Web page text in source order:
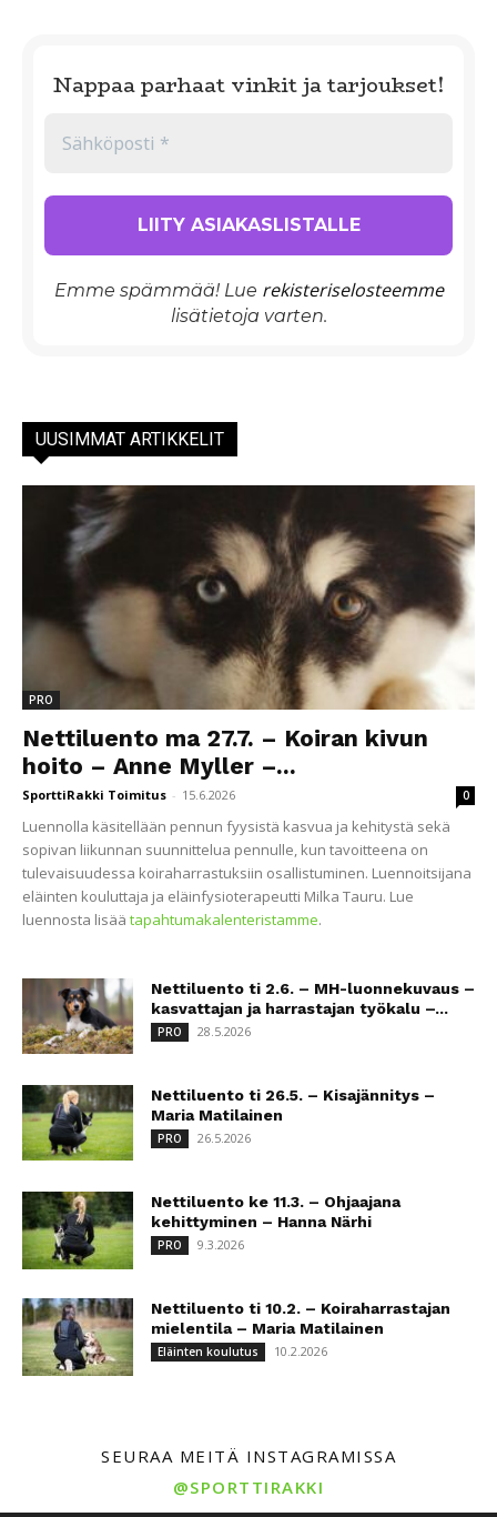
Nappaa parhaat vinkit ja tarjoukset!
Emme spämmää! Lue rekisteriselosteemme
lisätietoja varten.
UUSIMMAT ARTIKKELIT
PRO
Nettiluento ma 27.7. – Koiran kivun
hoito – Anne Myller –...
SporttiRakki Toimitus - 15.6.2026 0
Luennolla käsitellään pennun fyysistä kasvua ja kehitystä sekä
sopivan liikunnan suunnittelua pennulle, kun tavoitteena on
tulevaisuudessa koiraharrastuksiin osallistuminen. Luennoitsijana
eläinten kouluttaja ja eläinfysioterapeutti Milka Tauru. Lue
luennosta lisää tapahtumakalenteristamme.
Nettiluento ti 2.6. – MH-luonnekuvaus –
kasvattajan ja harrastajan työkalu –...
PRO 28.5.2026
Nettiluento ti 26.5. – Kisajännitys –
Maria Matilainen
PRO 26.5.2026
Nettiluento ke 11.3. – Ohjaajana
kehittyminen – Hanna Närhi
PRO 9.3.2026
Nettiluento ti 10.2. – Koiraharrastajan
mielentila – Maria Matilainen
Eläinten koulutus 10.2.2026
SEURAA MEITÄ INSTAGRAMISSA
@SPORTTIRAKKI